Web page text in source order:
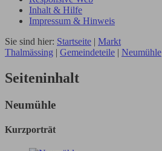
Inhalt & Hilfe
Impressum & Hinweis
Sie sind hier: Startseite | Markt
Thalmässing | Gemeindeteile | Neumühle
Seiteninhalt
Neumühle
Kurzporträt